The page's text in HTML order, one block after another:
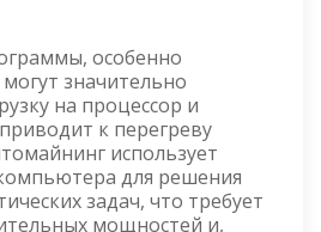
особенно
значительно
на процессор и
к перегреву
использует
для решения
задач, что требует
мощностей и,